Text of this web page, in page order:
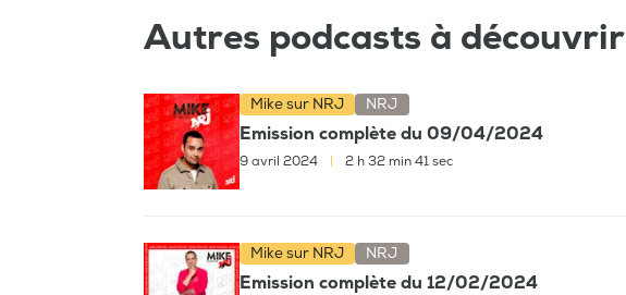
Autres podcasts à découvrir
Mike sur NRJ NRJ
Emission complète du 09/04/2024
9 avril 2024 2 h 32 min 41 sec
Mike sur NRJ NRJ
Emission complète du 12/02/2024